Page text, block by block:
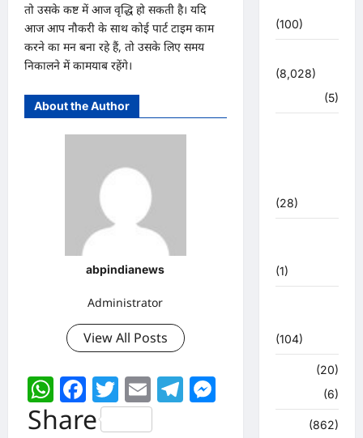
तो उसके कष्ट में आज वृद्धि हो सकती है। यदि
आज आप नौकरी के साथ कोई पार्ट टाइम काम
करने का मन बना रहे हैं, तो उसके लिए समय
निकालने में कामयाब रहेंगे।
About the Author
abpindianews
Administrator
View All Posts
WhatsApp
Facebook
Twitter
EmailTelegramMessenger
Share
(100)
(8,028)
(5)
(28)
(1)
(104)
(20)
(6)
(862)